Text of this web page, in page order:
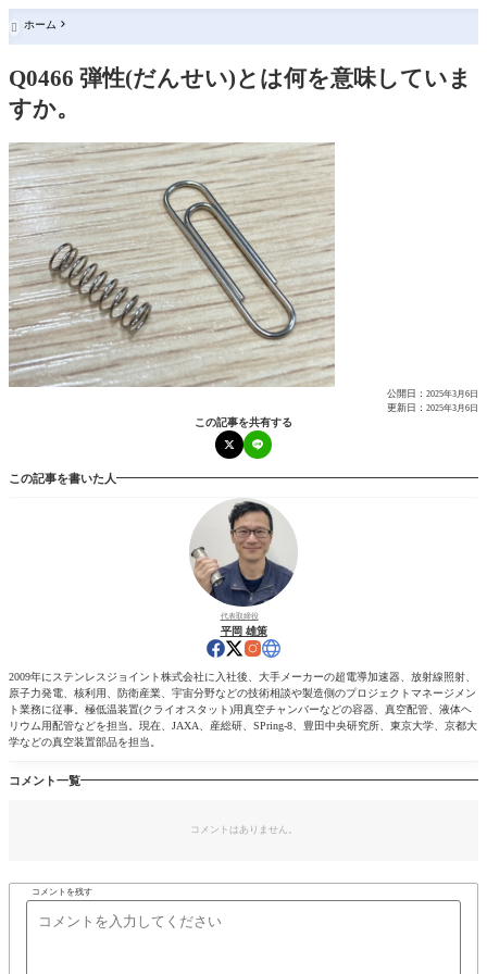
 ホーム
Q0466 弾性(だんせい)とは何を意味していま
すか。
公開日： 2025年3月6日
更新日： 2025年3月6日
この記事を共有する
この記事を書いた人
代表取締役
平岡 雄策
2009年にステンレスジョイント株式会社に入社後、大手メーカーの超電導加速器、放射線照射、
原子力発電、核利用、防衛産業、宇宙分野などの技術相談や製造側のプロジェクトマネージメン
ト業務に従事。極低温装置(クライオスタット)用真空チャンバーなどの容器、真空配管、液体ヘ
リウム用配管などを担当。現在、JAXA、産総研、SPring-8、豊田中央研究所、東京大学、京都大
学などの真空装置部品を担当。
コメント一覧
コメントはありません。
コメントを残す